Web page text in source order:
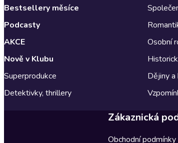
Bestsellery měsíce
Podcasty
AKCE
Nově v Klubu
Superprodukce
Detektivky, thrillery
Osobní
Dějiny
Zákaznická
Obchodní podmínky